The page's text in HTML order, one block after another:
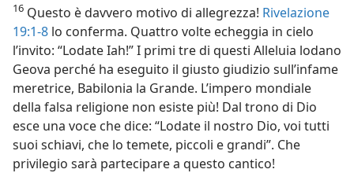
16 Questo è davvero motivo di allegrezza! Rivelazione
19:1-8 lo conferma. Quattro volte echeggia in cielo
l’invito: “Lodate Iah!” I primi tre di questi Alleluia lodano
Geova perché ha eseguito il giusto giudizio sull’infame
meretrice, Babilonia la Grande. L’impero mondiale
della falsa religione non esiste più! Dal trono di Dio
esce una voce che dice: “Lodate il nostro Dio, voi tutti
suoi schiavi, che lo temete, piccoli e grandi”. Che
privilegio sarà partecipare a questo cantico!